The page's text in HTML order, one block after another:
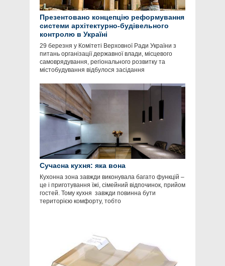
Презентовано концепцію реформування
системи архітектурно-будівельного
контролю в Україні
29 березня у Комітеті Верховної Ради України з
питань організації державної влади, місцевого
самоврядування, регіонального розвитку та
містобудування відбулося засідання
Сучасна кухня: яка вона
Кухонна зона завжди виконувала багато функцій –
це і приготування їжі, сімейний відпочинок, прийом
гостей. Тому кухня завжди повинна бути
територією комфорту, тобто